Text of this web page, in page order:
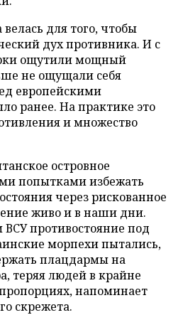
для того, чтобы
дух противника. И с
ощутили мощный
не ощущали себя
европейскими
ранее. На практике это
и множество
островное
попытками избежать
через рискованное
живо и в наши дни.
противостояние под
морпехи пытались,
плацдармы на
теряя людей в крайне
напоминает
скрежета.